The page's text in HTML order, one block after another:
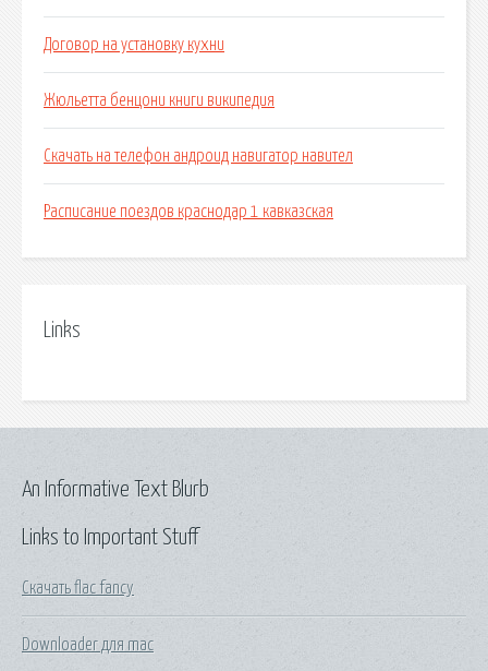
Договор на установку кухни
Жюльетта бенцони книги википедия
Скачать на телефон андроид навигатор навител
Расписание поездов краснодар 1 кавказская
Links
Links to Important Stuff
Скачать flac fancy
Downloader для mac
An Informative Text Blurb